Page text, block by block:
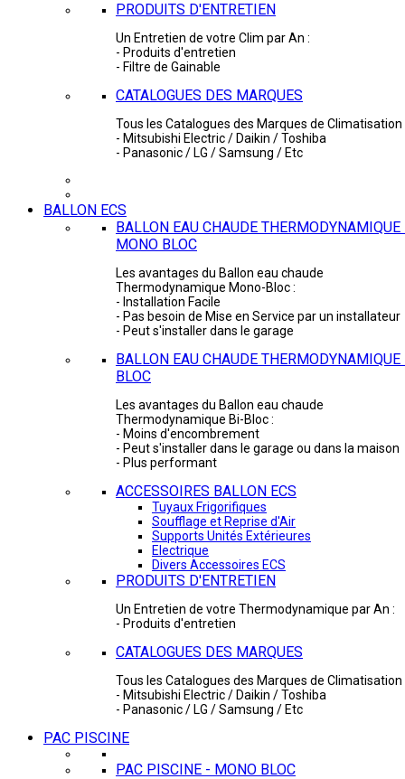
PRODUITS D'ENTRETIEN
Un Entretien de votre Clim par An :
- Produits d'entretien
- Filtre de Gainable
CATALOGUES DES MARQUES
Tous les Catalogues des Marques de Climatisation
- Mitsubishi Electric / Daikin / Toshiba
- Panasonic / LG / Samsung / Etc
BALLON ECS
BALLON EAU CHAUDE THERMODYNAMIQUE
MONO BLOC
Les avantages du Ballon eau chaude
Thermodynamique Mono-Bloc :
- Installation Facile
- Pas besoin de Mise en Service par un installateur
- Peut s'installer dans le garage
BALLON EAU CHAUDE
BLOC
Les avantages du Ballon eau chaude
Thermodynamique Bi-Bloc :
- Moins d'encombrement
- Peut s'installer dans le garage ou dans la maison
- Plus performant
ACCESSOIRES BALLON ECS
Tuyaux Frigorifiques
Soufflage et Reprise d'Air
Supports Unités Extérieures
Electrique
Divers Accessoires ECS
PRODUITS D'ENTRETIEN
Un Entretien de votre Thermodynamique par An :
- Produits d'entretien
CATALOGUES DES MARQUES
Tous les Catalogues des Marques de Climatisation
- Mitsubishi Electric / Daikin / Toshiba
- Panasonic / LG / Samsung / Etc
PAC PISCINE
PAC PISCINE - MONO BLOC